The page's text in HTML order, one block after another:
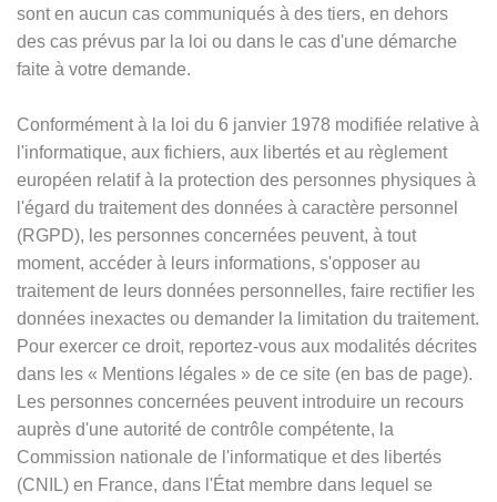
sont en aucun cas communiqués à des tiers, en dehors
des cas prévus par la loi ou dans le cas d'une démarche
faite à votre demande.
Conformément à la loi du 6 janvier 1978 modifiée relative à
l'informatique, aux fichiers, aux libertés et au règlement
européen relatif à la protection des personnes physiques à
l'égard du traitement des données à caractère personnel
(RGPD), les personnes concernées peuvent, à tout
moment, accéder à leurs informations, s'opposer au
traitement de leurs données personnelles, faire rectifier les
données inexactes ou demander la limitation du traitement.
Pour exercer ce droit, reportez-vous aux modalités décrites
dans les « Mentions légales » de ce site (en bas de page).
Les personnes concernées peuvent introduire un recours
auprès d'une autorité de contrôle compétente, la
Commission nationale de l'informatique et des libertés
(CNIL) en France, dans l'État membre dans lequel se